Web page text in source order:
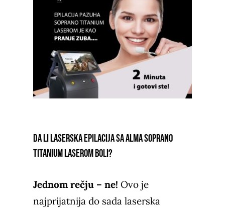
Da li laserska epilacija sa Alma Soprano
Titanium laserom boli?
Jednom rečju – ne! Ovo je
najprijatnija do sada laserska